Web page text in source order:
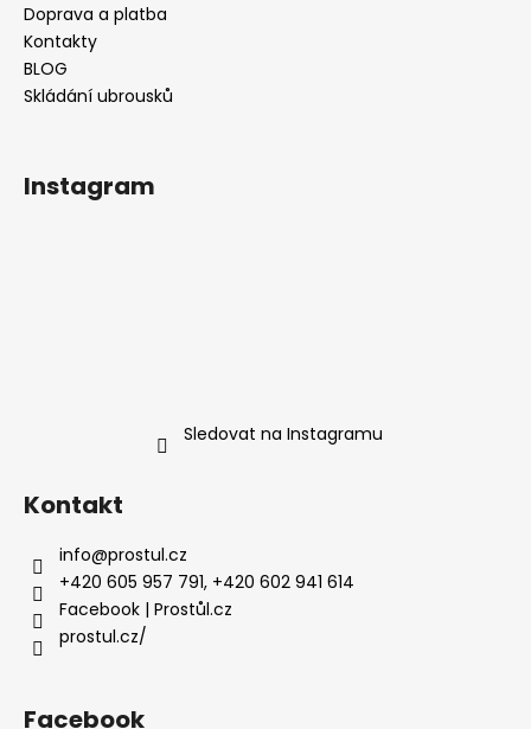
Doprava a platba
Kontakty
BLOG
Skládání ubrousků
Instagram
Sledovat na Instagramu
Kontakt
info@prostul.cz
+420 605 957 791, +420 602 941 614
Facebook | Prostůl.cz
prostul.cz/
Facebook